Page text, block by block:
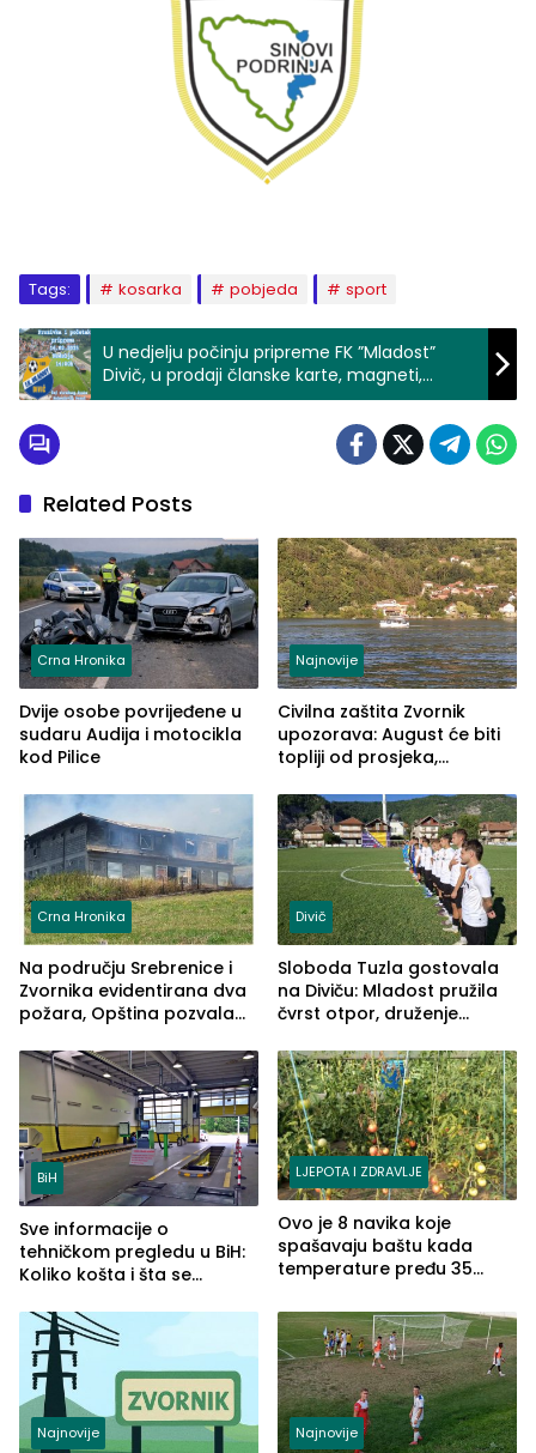
Tags: kosarka pobjeda sport
U nedjelju počinju pripreme FK ”Mladost”
Divič, u prodaji članske karte, magneti,
osvježivači, šolje sa motivima Diviča,
kupovinom podržavate rad Kluba
Related Posts
Crna Hronika
Dvije osobe povrijeđene u
sudaru Audija i motocikla
kod Pilice
Najnovije
Civilna zaštita Zvornik
upozorava: August će biti
topliji od prosjeka,
nestašice vode
Crna Hronika
Na području Srebrenice i
Zvornika evidentirana dva
požara, Opština pozvala
Divič
Sloboda Tuzla gostovala
na Diviču: Mladost pružila
čvrst otpor, druženje
jezera
BiH
Sve informacije o
tehničkom pregledu u BiH:
Koliko košta i šta se
LJEPOTA I ZDRAVLJE
Ovo je 8 navika koje
spašavaju baštu kada
temperature pređu 35
Najnovije Najnovije